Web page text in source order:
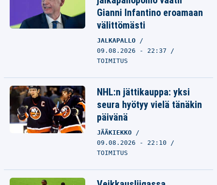
Gianni Infantino eroamaan
välittömästi
JALKAPALLO
09.08.2026 - 22:37
TOIMITUS
NHL:n jättikauppa: yksi
seura hyötyy vielä tänäkin
päivänä
JÄÄKIEKKO
09.08.2026 - 22:10
TOIMITUS